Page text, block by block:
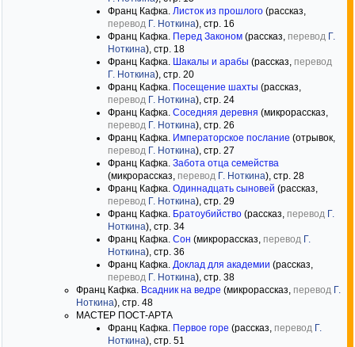
Франц Кафка. Листок из прошлого (рассказ,
перевод Г. Ноткина), стр. 16
Франц Кафка. Перед Законом (рассказ, перевод Г.
Ноткина), стр. 18
Франц Кафка. Шакалы и арабы (рассказ, перевод
Г. Ноткина), стр. 20
Франц Кафка. Посещение шахты (рассказ,
перевод Г. Ноткина), стр. 24
Франц Кафка. Соседняя деревня (микрорассказ,
перевод Г. Ноткина), стр. 26
Франц Кафка. Императорское послание (отрывок,
перевод Г. Ноткина), стр. 27
Франц Кафка. Забота отца семейства
(микрорассказ, перевод Г. Ноткина), стр. 28
Франц Кафка. Одиннадцать сыновей (рассказ,
перевод Г. Ноткина), стр. 29
Франц Кафка. Братоубийство (рассказ, перевод Г.
Ноткина), стр. 34
Франц Кафка. Сон (микрорассказ, перевод Г.
Ноткина), стр. 36
Франц Кафка. Доклад для академии (рассказ,
перевод Г. Ноткина), стр. 38
Франц Кафка. Всадник на ведре (микрорассказ, перевод Г.
Ноткина), стр. 48
МАСТЕР ПОСТ-APTА
Франц Кафка. Первое горе (рассказ, перевод Г.
Ноткина), стр. 51